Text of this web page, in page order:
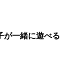
が一緒に遊べる